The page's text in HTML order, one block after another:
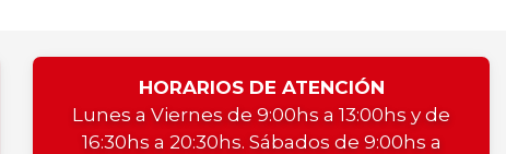
HORARIOS DE ATENCIÓN
Lunes a Viernes de 9:00hs a 13:00hs y de
16:30hs a 20:30hs. Sábados de 9:00hs a